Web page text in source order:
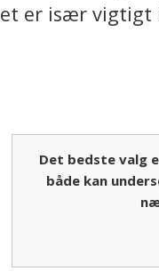
er især
Det bedste valg
både kan